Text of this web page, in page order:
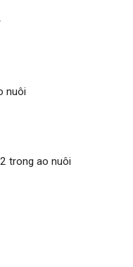
nuôi
trong ao nuôi